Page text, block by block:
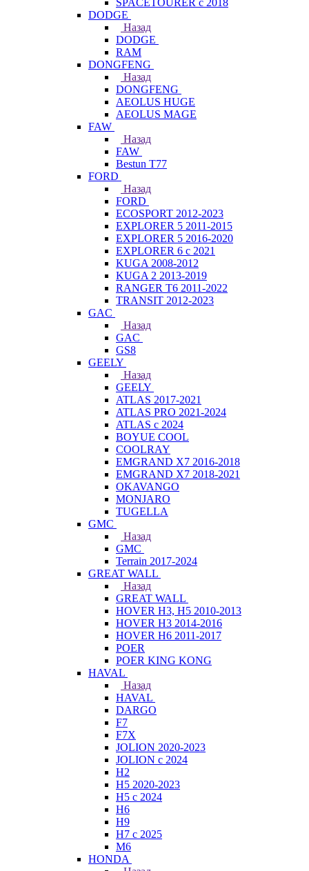
SPACETOURER с 2018
DODGE
Назад
DODGE
RAM
DONGFENG
Назад
DONGFENG
AEOLUS HUGE
AEOLUS MAGE
FAW
Назад
FAW
Bestun T77
FORD
Назад
FORD
ECOSPORT 2012-2023
EXPLORER 5 2011-2015
EXPLORER 5 2016-2020
EXPLORER 6 с 2021
KUGA 2008-2012
KUGA 2 2013-2019
RANGER T6 2011-2022
TRANSIT 2012-2023
GAC
Назад
GAC
GS8
GEELY
Назад
GEELY
ATLAS 2017-2021
ATLAS PRO 2021-2024
ATLAS с 2024
BOYUE COOL
COOLRAY
EMGRAND X7 2016-2018
EMGRAND X7 2018-2021
OKAVANGO
MONJARO
TUGELLA
GMC
Назад
GMC
Terrain 2017-2024
GREAT WALL
Назад
GREAT WALL
HOVER H3, H5 2010-2013
HOVER H3 2014-2016
HOVER H6 2011-2017
POER
POER KING KONG
HAVAL
Назад
HAVAL
DARGO
F7
F7X
JOLION 2020-2023
JOLION с 2024
H2
H5 2020-2023
H5 с 2024
H6
H9
H7 с 2025
M6
HONDA